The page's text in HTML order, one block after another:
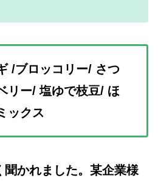
/ブロッコリー/ さつ
リー/ 塩ゆで枝豆/ ほ
ックス
聞かれました。某企業様